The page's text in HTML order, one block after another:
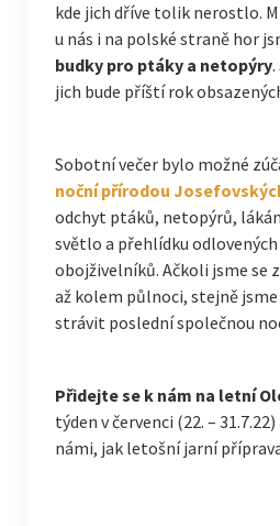
kde jich dříve tolik nerostlo.
u nás i na polské straně hor
budky pro ptáky a netopýry
jich bude příští rok
Sobotní večer bylo možné
noční přírodou
odchyt ptáků, netopýrů,
světlo a přehlídku
obojživelníků. Ačkoli jsme se
až kolem půlnoci, stejně
strávit poslední společnou
Přidejte se k nám na letní
týden v červenci (22. –
námi, jak letošní jarní